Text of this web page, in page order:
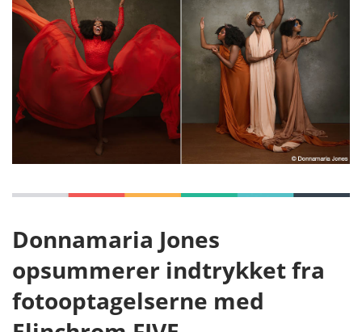
Donnamaria Jones
opsummerer indtrykket fra
fotooptagelserne med